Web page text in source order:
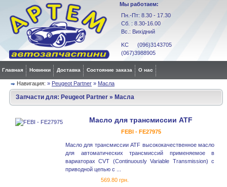
Мы работаем:
Пн.-Пт: 8.30 - 17.30
Сб. : 8.30-16.00
Вс.: Вихідний
KC (096)3143705
(067)3988905
Главная Новинки Доставка Состояние заказа О нас
Навигация: » Peugeot Partner » Масла
Запчасти для: Peugeot Partner » Масла
Масло для трансмиссии ATF
FEBI - FE27975
Масло для трансмиссии ATF высококачественное масло
для автоматических трансмиссий применяемое в
вариаторах CVT (Continuously Variable Transmission) с
приводной цепью с ...
569.80 грн.